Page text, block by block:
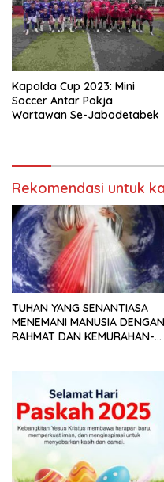
Kapolda Cup 2023: Mini
Soccer Antar Pokja
Wartawan Se-Jabodetabek
Rekomendasi untuk
TUHAN YANG SENANTIASA
MENEMANI MANUSIA DENGAN
RAHMAT DAN KEMURAHAN-